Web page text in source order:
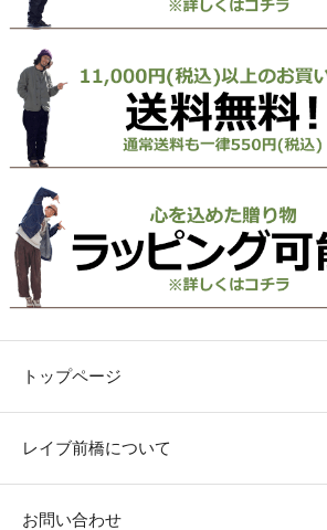
トップページ
レイブ前橋について
お問い合わせ